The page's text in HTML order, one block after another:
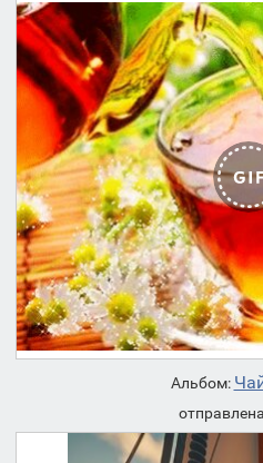
Альбом: